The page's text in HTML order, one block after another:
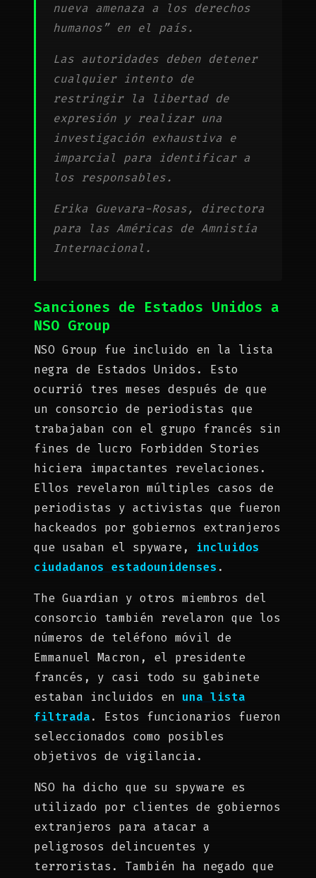
nueva amenaza a los derechos
humanos” en el país.
Las autoridades deben detener
cualquier intento de
restringir la libertad de
expresión y realizar una
investigación exhaustiva e
imparcial para identificar a
los responsables.
Erika Guevara-Rosas, directora
para las Américas de Amnistía
Internacional.
Sanciones de Estados Unidos a
NSO Group
NSO Group fue incluido en la lista
negra de Estados Unidos. Esto
ocurrió tres meses después de que
un consorcio de periodistas que
trabajaban con el grupo francés sin
fines de lucro Forbidden Stories
hiciera impactantes revelaciones.
Ellos revelaron múltiples casos de
periodistas y activistas que fueron
hackeados por gobiernos extranjeros
que usaban el spyware, incluidos
ciudadanos estadounidenses .
The Guardian y otros miembros del
consorcio también revelaron que los
números de teléfono móvil de
Emmanuel Macron, el presidente
francés, y casi todo su gabinete
estaban incluidos en una lista
filtrada. Estos funcionarios fueron
seleccionados como posibles
objetivos de vigilancia.
NSO ha dicho que su spyware es
utilizado por clientes de gobiernos
extranjeros para atacar a
peligrosos delincuentes y
terroristas. También ha negado que